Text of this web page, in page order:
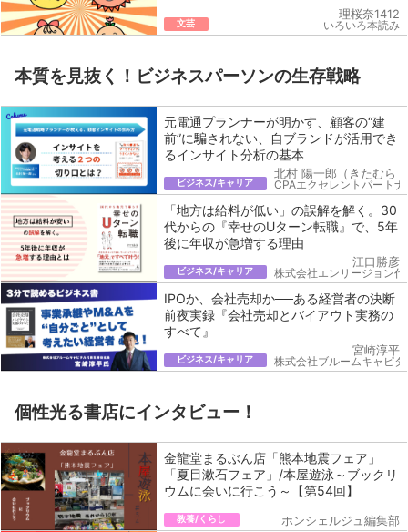
文芸
理桜奈1412
いろいろ本読み
本質を見抜く！ビジネスパーソンの生存戦略
元電通プランナーが明かす、顧客の“建
前”に騙されない、自ブランドが活用でき
るインサイト分析の基本
ビジネス/キャリア
北村 陽一郎（きたむら
CPAエクセレントパート
「地方は給料が低い」の誤解を解く。30
代からの『幸せのUターン転職』で、5年
後に年収が急増する理由
ビジネス/キャリア
江口勝彦
株式会社エンリージョン代
IPOか、会社売却か──ある経営者の決断
前夜実録『会社売却とバイアウト実務の
すべて』
ビジネス/キャリア
宮崎淳平
株式会社ブルームキャピ
個性光る書店にインタビュー！
金龍堂まるぶん店「熊本地震フェア」
「夏目漱石フェア」/本屋遊泳～ブックリ
ウムに会いに行こう～【第54回】
教養/くらし ホンシェルジュ編集部